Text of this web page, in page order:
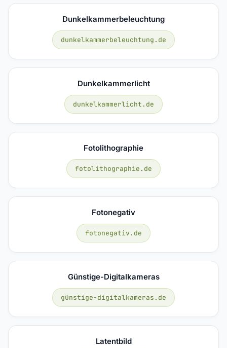
Dunkelkammerbeleuchtung
dunkelkammerbeleuchtung.de
Dunkelkammerlicht
dunkelkammerlicht.de
Fotolithographie
fotolithographie.de
Fotonegativ
fotonegativ.de
Günstige-Digitalkameras
günstige-digitalkameras.de
Latentbild